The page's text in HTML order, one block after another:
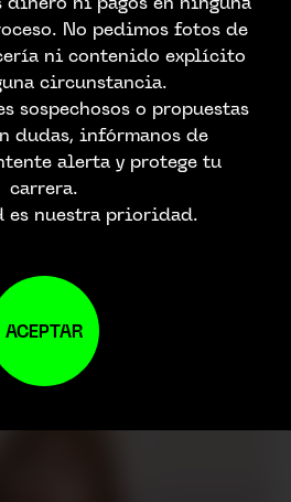
No pedimos fotos de
ni contenido explícito
circunstancia.
sospechosos o propuestas
dudas, infórmanos de
alerta y protege tu
carrera.
es nuestra prioridad.
ACEPTAR